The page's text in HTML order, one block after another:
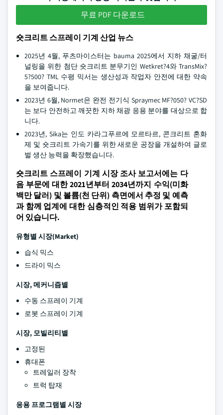
무료 PDF 다운로드
숏크리트 스프레이 기계 산업 뉴스
2025년 4월, 푸츠마이스터는 bauma 2025에서 지하 채굴/터
널링을 위한 첨단 숏크리트 분무기인 Wetkret?4와 TransMix?
5?500? TML 수평 믹서는 생산성과 작업자 안전에 대한 약속
을 보여줍니다.
2023년 6월, Normet은 완전 전기식 Spraymec MF?050? VC?SD
는 보다 안전하고 깨끗한 지하 채광 응용 분야를 대상으로 합
니다.
2023년, Sika는 인도 카라그푸르에 모르타르, 콘크리트 혼화
제 및 숏크리트 가속기를 위한 새로운 공장을 개설하여 글로
벌 생산 능력을 확장했습니다.
숏크리트 스프레이 기계 시장 조사 보고서에는 다
음 부문에 대한 2021년부터 2034년까지 수익(미화
백만 달러) 및 볼륨(천 단위) 측면에서 추정 및 예측
과 함께 업계에 대한 심층적인 적용 범위가 포함되
어 있습니다.
유형별 시장(Market)
습식 믹스
드라이 믹스
시장, 메커니즘별
수동 스프레이 기계
로봇 스프레이 기계
시장, 모빌리티별
고정된
휴대폰
트레일러 장착
트럭 탑재
응용 프로그램별 시장